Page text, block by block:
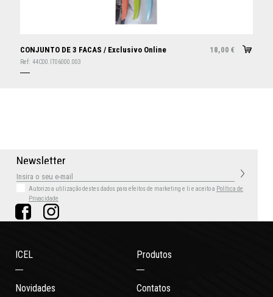
CONJUNTO DE 3 FACAS / Exclusivo Online 18,00 €
Ref: 44C00.IT06000.003
Newsletter
Autorizo a utilização destes dados para efeitos de marketing e li e aceito a Política de
Privacidade
ICEL Produtos
Novidades Contatos